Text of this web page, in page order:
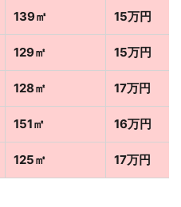
139㎡ 15万円
129㎡ 15万円
128㎡ 17万円
151㎡ 16万円
125㎡ 17万円